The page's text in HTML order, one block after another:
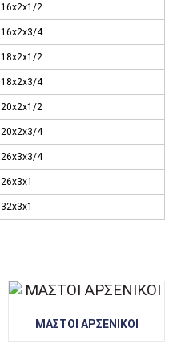
16x2x1/2
16x2x3/4
18x2x1/2
18x2x3/4
20x2x1/2
20x2x3/4
26x3x3/4
26x3x1
32x3x1
ΜΑΣΤΟΙ ΑΡΣΕΝΙΚΟΙ